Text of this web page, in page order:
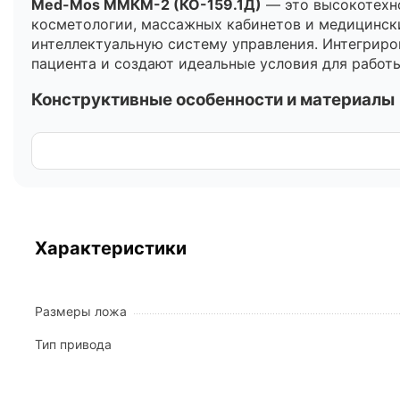
Med-Mos ММКМ-2 (КО-159.1Д) — это
косметологии, массажных кабинетов и
интеллектуальную систему управления.
пациента и создают идеальные условия для
Конструктивные особенности и материалы
В основе стола лежит усиленный стальной
защищает металл от коррозии и воздействия
позволяют добиться идеальной устойчивости
процедуру.
Материал обивки:Высококачественная ПУ-
Наполнитель:
Эластичный пенополиуретан
Характеристики
Размеры ложа
Тип привода